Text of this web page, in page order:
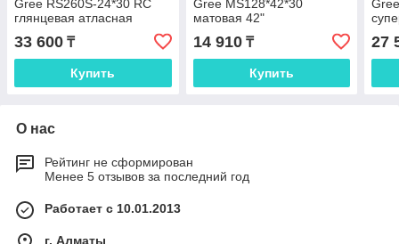
Gree RS260S-24*30 RC
глянцевая атласная
SATIN 24"
(610мм*30м*50мм) 260 г/
м2
33 600 ₸
Купить
Gree MS128*42*30
матовая 42"
(1067мм*30м*50мм) 128 г/
м2
14 910₸
Купить
м2
27
О нас
Рейтинг не сформирован
Менее 5 отзывов за последний год
Работает с 10.01.2013
г. Алматы